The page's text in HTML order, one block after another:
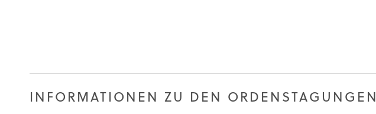
INFORMATIONEN ZU DEN ORDENSTAGUNGEN